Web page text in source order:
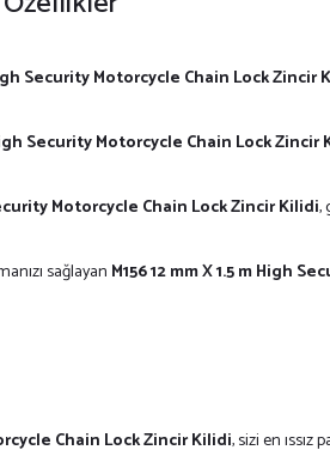
Security Motorcycle Chain Lock Zincir
Security Motorcycle Chain Lock Zincir
Motorcycle Chain Lock Zincir Kilidi,
sağlayan M156 12 mm X 1.5 m High
Chain Lock Zincir Kilidi, sizi en ıssız